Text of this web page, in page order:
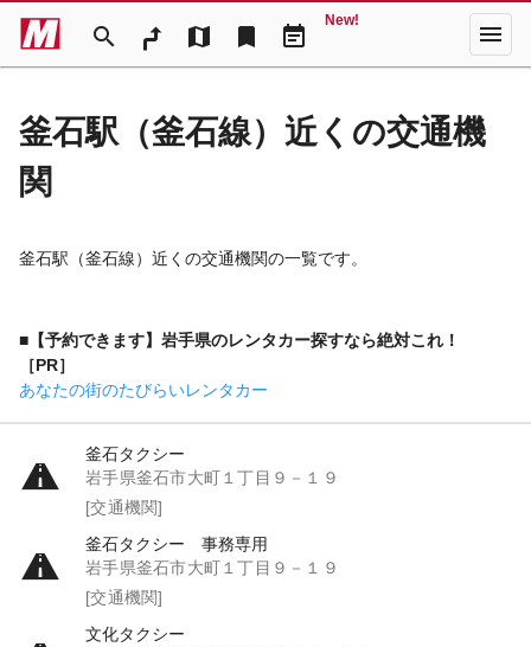
search map bookmark event_note
New! menu
釜石駅（釜石線）近くの交通機
関
釜石駅（釜石線）近くの交通機関の一覧です。
■【予約できます】岩手県のレンタカー探すなら絶対これ！
［PR］
あなたの街のたびらいレンタカー
釜石タクシー
岩手県釜石市大町１丁目９－１９
[交通機関]
釜石タクシー 事務専用
岩手県釜石市大町１丁目９－１９
[交通機関]
文化タクシー